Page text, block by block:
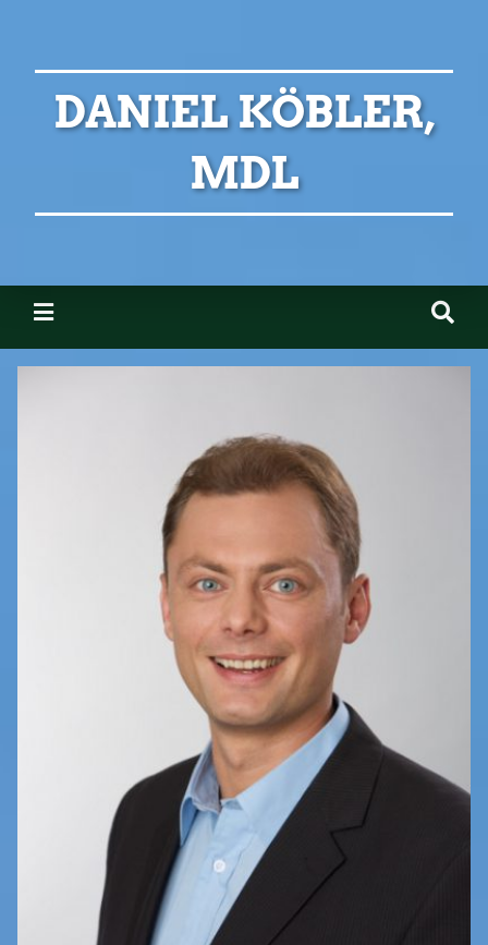
DANIEL KÖBLER,
MDL